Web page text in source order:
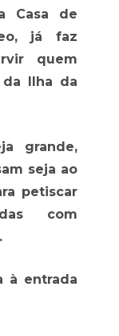
Casa de
já faz
quem
Ilha da
grande,
seja ao
petiscar
com
à entrada